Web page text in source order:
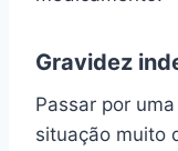
Gravidez
Passar por
situação muito